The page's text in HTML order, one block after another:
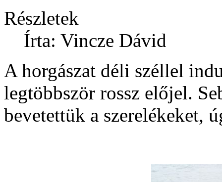
Részletek
Írta: Vincze Dávid
A horgászat déli széllel
legtöbbször rossz előjel.
bevetettük a szerelékeket,